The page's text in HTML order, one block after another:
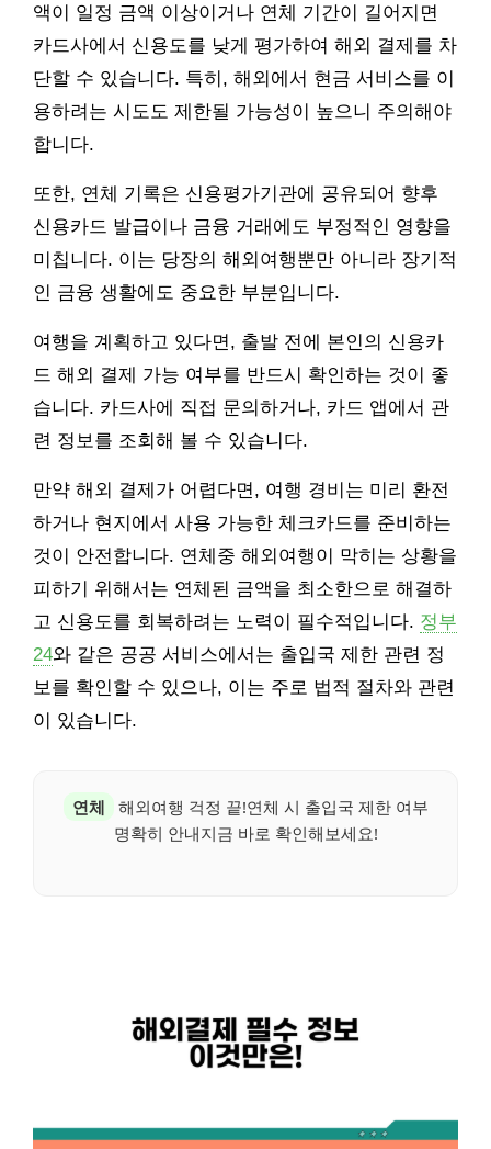
액이 일정 금액 이상이거나 연체 기간이 길어지면
카드사에서 신용도를 낮게 평가하여 해외 결제를 차
단할 수 있습니다. 특히, 해외에서 현금 서비스를 이
용하려는 시도도 제한될 가능성이 높으니 주의해야
합니다.
또한, 연체 기록은 신용평가기관에 공유되어 향후
신용카드 발급이나 금융 거래에도 부정적인 영향을
미칩니다. 이는 당장의 해외여행뿐만 아니라 장기적
인 금융 생활에도 중요한 부분입니다.
여행을 계획하고 있다면, 출발 전에 본인의 신용카
드 해외 결제 가능 여부를 반드시 확인하는 것이 좋
습니다. 카드사에 직접 문의하거나, 카드 앱에서 관
련 정보를 조회해 볼 수 있습니다.
만약 해외 결제가 어렵다면, 여행 경비는 미리 환전
하거나 현지에서 사용 가능한 체크카드를 준비하는
것이 안전합니다. 연체중 해외여행이 막히는 상황을
피하기 위해서는 연체된 금액을 최소한으로 해결하
고 신용도를 회복하려는 노력이 필수적입니다. 정부
24와 같은 공공 서비스에서는 출입국 제한 관련 정
보를 확인할 수 있으나, 이는 주로 법적 절차와 관련
이 있습니다.
연체
해외여행 걱정 끝!연체 시 출입국 제한 여부
명확히 안내지금 바로 확인해보세요!